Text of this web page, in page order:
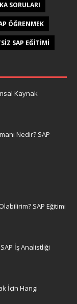
SORULARI
ÖĞRENMEK
SAP EĞITIMI
Kaynak
Nedir? SAP
SAP Eğitimi
İş Analistliği
İçin Hangi